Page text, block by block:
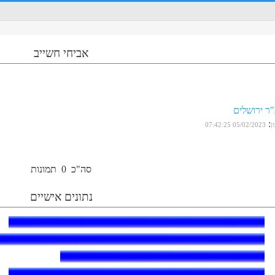
אביחי חשייב
ירושלים
:
05/02/2023 07:42:25
סה"כ 0 תמונות
נתונים אישיים